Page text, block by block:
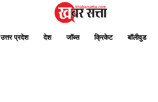
उत्तर प्रदेश देश जॉब्स क्रिकेट बॉलीवुड